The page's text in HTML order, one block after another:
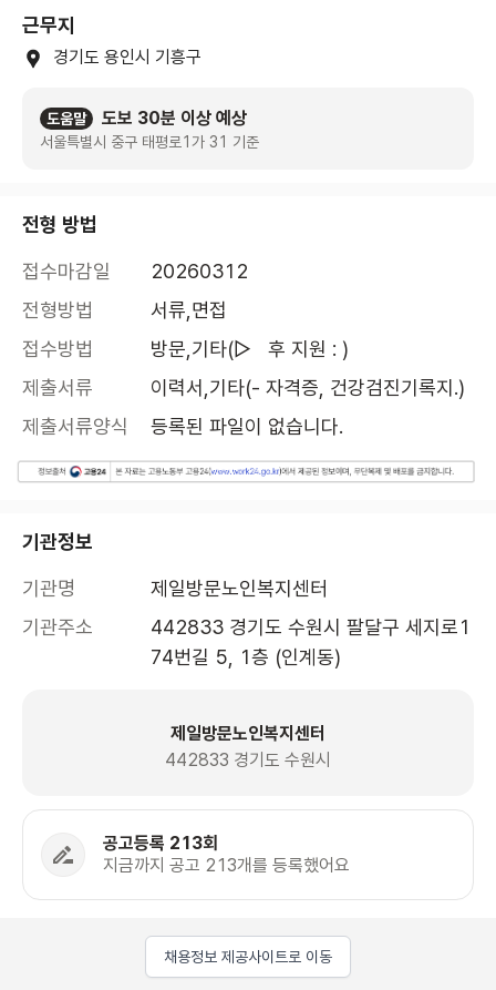
근무지
경기도 용인시 기흥구
도움말 도보 30분 이상 예상
서울특별시 중구 태평로1가 31 기준
전형 방법
접수마감일
20260312
전형방법
서류,면접
접수방법
방문,기타(▷   후 지원 : )
제출서류
이력서,기타(- 자격증, 건강검진기록지.)
제출서류양식
등록된 파일이 없습니다.
기관정보
기관명
제일방문노인복지센터
기관주소
442833 경기도 수원시 팔달구 세지로1
74번길 5, 1층 (인계동)
제일방문노인복지센터
442833 경기도 수원시
공고등록 213회
지금까지 공고 213개를 등록했어요
채용정보 제공사이트로 이동